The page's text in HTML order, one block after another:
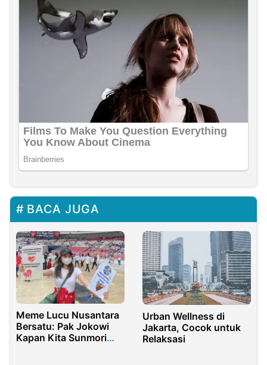
BACA JUGA
Meme Lucu Nusantara
Bersatu: Pak Jokowi
Kapan Kita Sunmori
Urban Wellness di
Jakarta, Cocok untuk
Relaksasi